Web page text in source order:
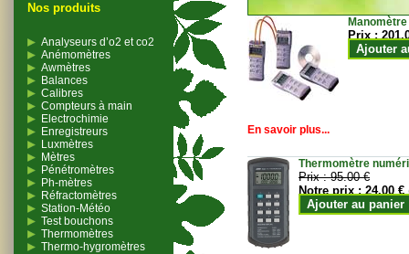
Nos produits
Analyseurs d’o2 et co2
Anémomètres
Awmètres
Balances
Calibres
Compteurs à main
Electrochimie
Enregistreurs
Luxmètres
Mètres
Pénétromètres
Ph-mètres
Réfractomètres
Station-Météo
Test bouchons
Thermomètres
Thermo-hygromètres
Prix :
Ajouter
En savoir plus...
Thermomètre
Prix :95.00 €
Notre prix :24.00 €
Ajouter au panier